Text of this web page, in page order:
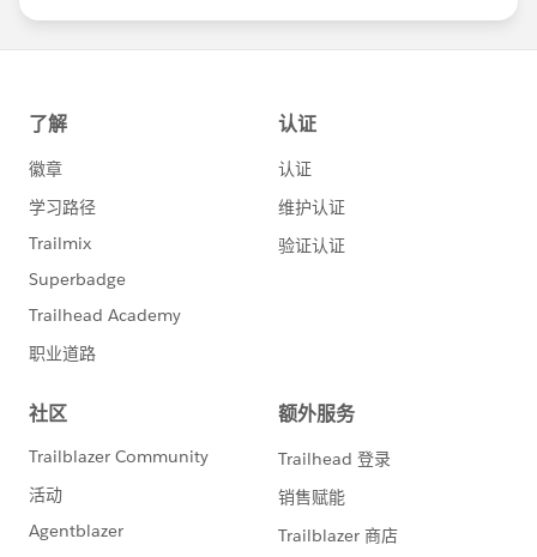
Idea を投稿する際は、サブナビゲーションにある
「Post」をクリックください。
投稿する際にご用意いただく項目は 4 つございます。
Category (Idea のカテゴリー「Tableau &